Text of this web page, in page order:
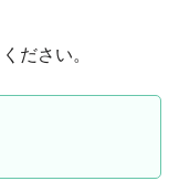
ださい。